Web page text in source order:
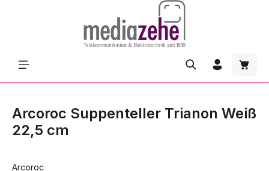
Arcoroc Suppenteller Trianon Weiß
22,5 cm
Arcoroc